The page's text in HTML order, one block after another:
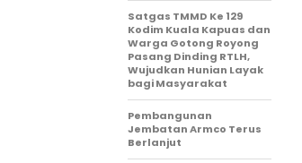
Satgas TMMD Ke 129
Kodim Kuala Kapuas dan
Warga Gotong Royong
Pasang Dinding RTLH,
Wujudkan Hunian Layak
bagi Masyarakat
Pembangunan
Jembatan Armco Terus
Berlanjut